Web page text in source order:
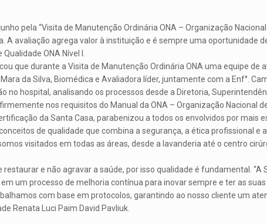
pela “Visita de Manutenção Ordinária ONA – Organização
A avaliação agrega valor à instituição e é sempre uma oportunidade
ONA Nível I.
que durante a Visita de Manutenção Ordinária ONA uma equipe de
da Silva, Biomédica e Avaliadora líder, juntamente com a Enf°.
no hospital, analisando os processos desde a Diretoria,
nos requisitos do Manual da ONA – Organização Nacional
da Santa Casa, parabenizou a todos os envolvidos por mais
de qualidade que combina a segurança, a ética profissional e
visitados em todas as áreas, desde a lavanderia até o centro
e não agravar a saúde, por isso qualidade é fundamental.
um processo de melhoria contínua para inovar sempre e ter as
com base em protocolos, garantindo ao nosso cliente um
Renata Luci Paim David Pavliuk.